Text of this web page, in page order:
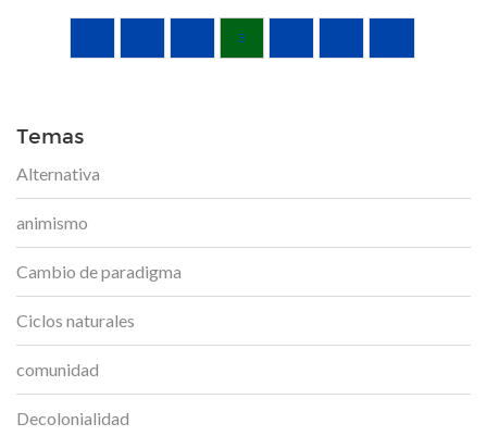
3
Temas
Alternativa
animismo
Cambio de paradigma
Ciclos naturales
comunidad
Decolonialidad